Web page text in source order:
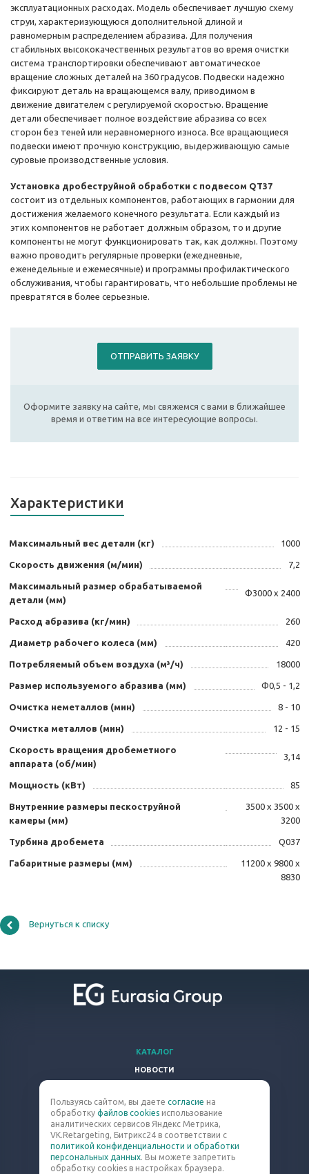
эксплуатационных расходах. Модель обеспечивает лучшую схему
струи, характеризующуюся дополнительной длиной и
равномерным распределением абразива. Для получения
стабильных высококачественных результатов во время очистки
система транспортировки обеспечивают автоматическое
вращение сложных деталей на 360 градусов. Подвески надежно
фиксируют деталь на вращающемся валу, приводимом в
движение двигателем с регулируемой скоростью. Вращение
детали обеспечивает полное воздействие абразива со всех
сторон без теней или неравномерного износа. Все вращающиеся
подвески имеют прочную конструкцию, выдерживающую самые
суровые производственные условия.
Установка дробеструйной обработки с подвесом QT37
состоит из отдельных компонентов, работающих в гармонии для
достижения желаемого конечного результата. Если каждый из
этих компонентов не работает должным образом, то и другие
компоненты не могут функционировать так, как должны. Поэтому
важно проводить регулярные проверки (ежедневные,
еженедельные и ежемесячные) и программы профилактического
обслуживания, чтобы гарантировать, что небольшие проблемы не
превратятся в более серьезные.
ОТПРАВИТЬ ЗАЯВКУ
Оформите заявку на сайте, мы свяжемся с вами в ближайшее
время и ответим на все интересующие вопросы.
Характеристики
Максимальный вес детали (кг) 1000
Скорость движения (м/мин) 7,2
Максимальный размер обрабатываемой
детали (мм)
Ф3000 х 2400
Расход абразива (кг/мин) 260
Диаметр рабочего колеса (мм) 420
Потребляемый объем воздуха (м³/ч) 18000
Размер используемого абразива (мм) Ф0,5 - 1,2
Очистка неметаллов (мин) 8 - 10
Очистка металлов (мин) 12 - 15
Скорость вращения дробеметного
аппарата (об/мин)
3,14
Мощность (кВт) 85
Внутренние размеры пескоструйной
камеры (мм)
3500 х 3500 х
3200
Турбина дробемета Q037
Габаритные размеры (мм)
11200 х 9800 х
8830
Вернуться к списку
КАТАЛОГ
НОВОСТИ
КОМПАНИЯ
КОНТАКТЫ
8 (800) 301-63-60
blast@eq-mail.ru
Пользуясь сайтом, вы даете согласие на
обработку файлов cookies использование
аналитических сервисов Яндекс Метрика,
VK.Retargeting, Битрикс24 в соответствии с
политикой конфиденциальности и обработки
персональных данных. Вы можете запретить
обработку cookies в настройках браузера.